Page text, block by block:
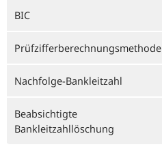
BIC
Prüfzifferberechnungsmethode
Nachfolge-Bankleitzahl
Beabsichtigte
Bankleitzahllöschung